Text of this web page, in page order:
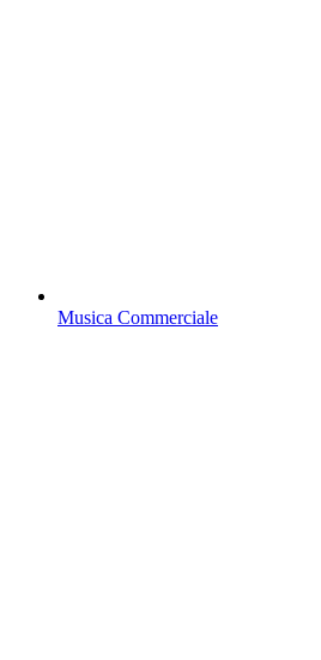
Musica Commerciale